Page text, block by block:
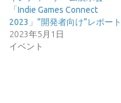
「Indie Games Connect
2023」”開発者向け”レポート
2023年5月1日
イベント